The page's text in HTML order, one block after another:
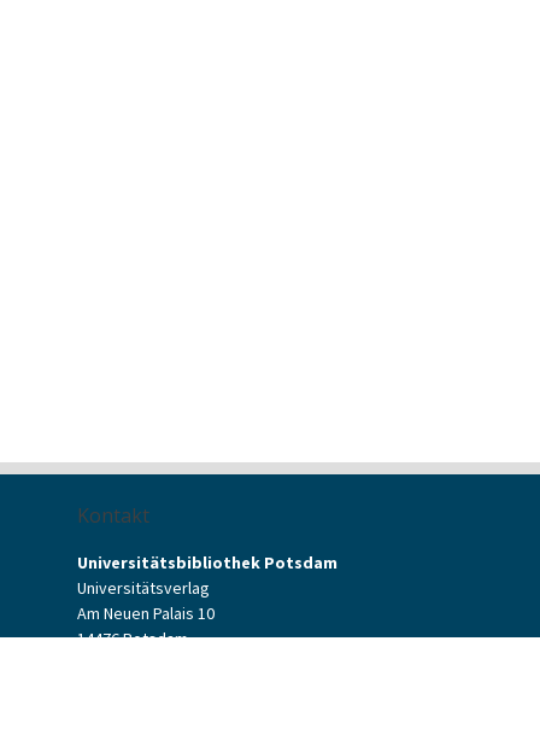
Kontakt
Universitätsbibliothek Potsdam
Universitätsverlag
Am Neuen Palais 10
14476 Potsdam